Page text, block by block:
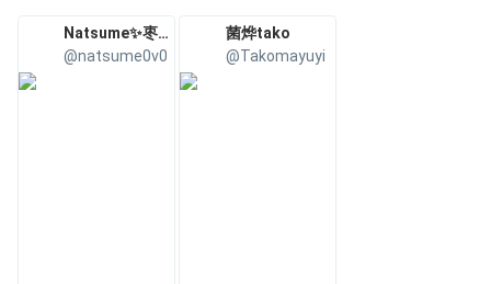
Natsume✨枣糕
@natsume0v0
菌烨tako
@Takomayuyi